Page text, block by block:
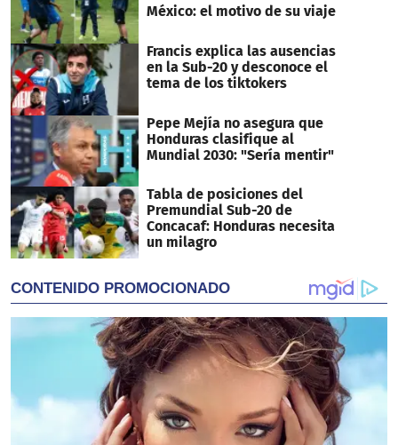
México: el motivo de su viaje
Francis explica las ausencias
en la Sub-20 y desconoce el
tema de los tiktokers
Pepe Mejía no asegura que
Honduras clasifique al
Mundial 2030: "Sería mentir"
Tabla de posiciones del
Premundial Sub-20 de
Concacaf: Honduras necesita
un milagro